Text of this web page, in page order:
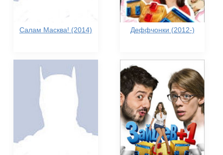
Салам Масква! (2014) Деффчонки (2012-)